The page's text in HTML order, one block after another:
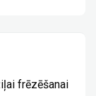
frēzēšanai